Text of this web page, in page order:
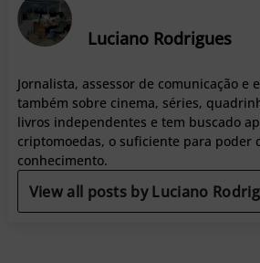
Luciano Rodrigues
Jornalista, assessor de comunicação e
também sobre cinema, séries,
livros independentes e tem buscado
criptomoedas, o suficiente para poder
conhecimento.
View all posts by Luciano